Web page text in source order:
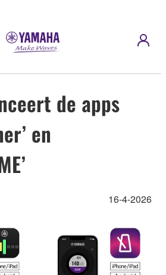
de apps
en
16-4-2026